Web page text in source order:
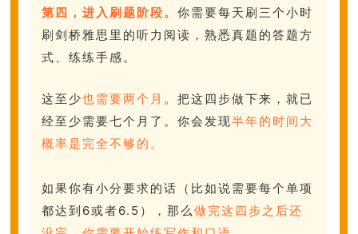
第四，进入刷题阶段。你需要每天刷三个小时
刷剑桥雅思里的听力阅读，熟悉真题的答题方
式、练练手感。
这至少也需要两个月 。把这四步做下来，就已
经至少需要七个月了。你会发现半年的时间大
概率是完全不够的。
如果你有小分要求的话（比如说需要每个单项
都达到6或者6.5），那么做完这四步之后还